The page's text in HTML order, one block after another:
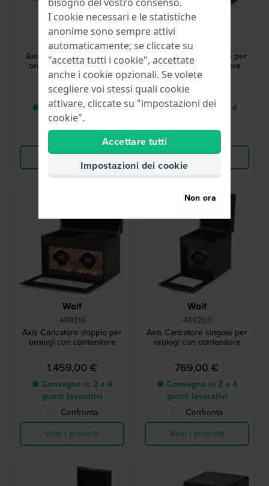
Wolf
469416
Axis Caricatore triplo per
orologi con contenitore
2.139,00 €
● Consegna in 2 a 4
giorni lavorativi
Vedi i prodotti
469303
Axis Caricatore doppio per
orologi con contenitore
1.459,00 €
● Consegna in 2 a 4
Confronta
Vedi i prodotti
Wolf
469316
Axis Caricatore doppio per
orologi con contenitore
1.459,00 €
● Consegna in 2 a 4
giorni lavorativi
Confronta
Vedi i prodotti
Wolf
469203
Axis Caricatore singolo per
orologi con contenitore
769,00 €
● Consegna in 2 a 4
giorni lavorativi
Confronta
Vedi i prodotti
I cookie necessari e le statistiche
anonime sono sempre attivi
automaticamente; se cliccate su
"accetta tutti i cookie", accettate
anche i cookie opzionali. Se volete
scegliere voi stessi quali cookie
attivare, cliccate su "impostazioni dei
cookie".
Accettare tutti
Impostazioni dei cookie
Non ora